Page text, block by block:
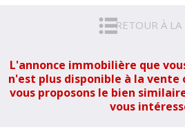
RETOUR À LA
L'annonce immobilière que
n'est plus disponible à la vente
vous proposons le bien
vous